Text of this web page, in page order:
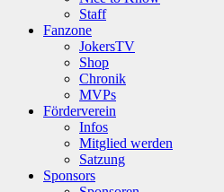
Staff
Fanzone
JokersTV
Shop
Chronik
MVPs
Förderverein
Infos
Mitglied werden
Satzung
Sponsors